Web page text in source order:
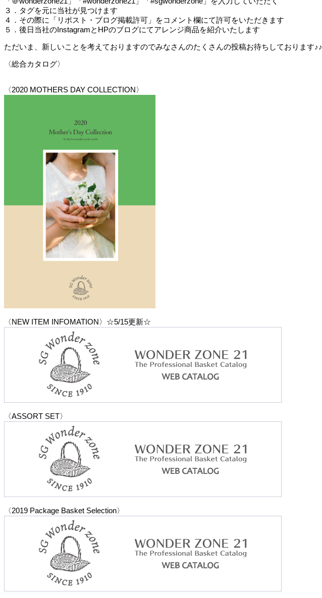
３．タグを元に当社が見つけます
４．その際に「リポスト・ブログ掲載許可」をコメント欄にて許可をいただきます
５．後日当社のInstagramとHPのブログにてアレンジ商品を紹介いたします
ただいま、新しいことを考えておりますのでみなさんのたくさんの投稿お待ちしております♪♪
〈総合カタログ〉
〈2020 MOTHERS DAY COLLECTION〉
〈NEW ITEM INFOMATION〉☆5/15更新☆
〈ASSORT SET〉
〈2019 Package Basket Selection〉